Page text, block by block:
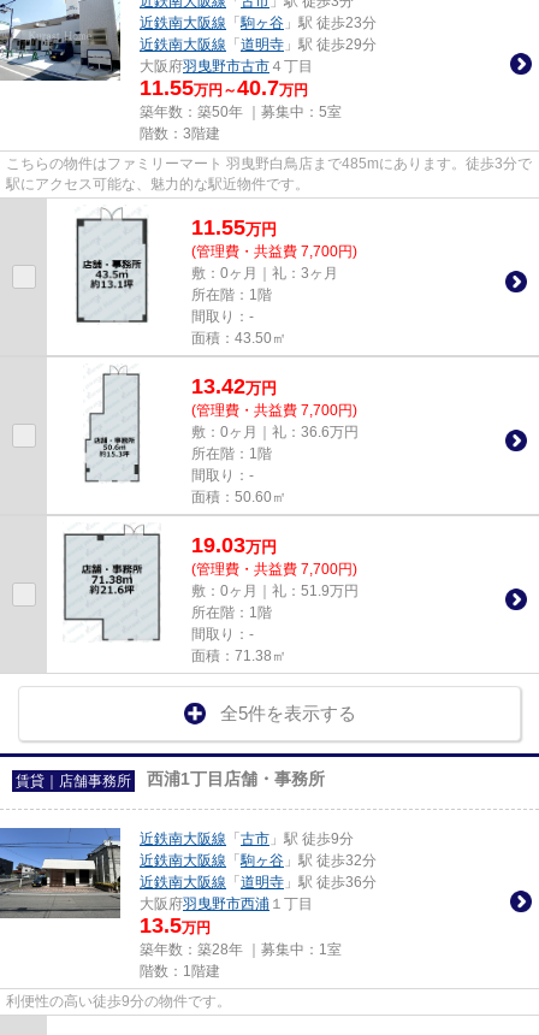
近鉄南大阪線 「駒ヶ谷 」駅 徒歩23分
近鉄南大阪線 「 道明寺 」駅 徒歩29分
大阪府羽曳野市古市 ４丁目
11.55万円～40.7万円
築年数：築50年 ｜募集中： 5室
階数：3階建
こちらの物件はファミリーマート 羽曳野白鳥店まで485mにあります。徒歩3分で
駅にアクセス可能な、魅力的な駅近物件です。
11.55万円
(管理費・共益費 7,700円)
敷：0ヶ月｜礼：3ヶ月
所在階：1階
間取り：-
面積：43.50㎡
13.42万円
(管理費・共益費 7,700円)
敷：0ヶ月｜礼：36.6万円
所在階：1階
間取り：-
面積：50.60㎡
19.03万円
(管理費・共益費 7,700円)
敷：0ヶ月｜礼：51.9万円
所在階：1階
間取り：-
面積：71.38㎡
全5件を表示する
賃貸｜店舗事務所 西浦1丁目店舗・事務所
近鉄南大阪線 「 古市 」駅 徒歩9分
近鉄南大阪線 「駒ヶ谷 」駅 徒歩32分
近鉄南大阪線 「 道明寺 」駅 徒歩36分
大阪府羽曳野市西浦 １丁目
13.5万円
築年数：築28年 ｜募集中： 1室
階数：1階建
利便性の高い徒歩9分の物件です。